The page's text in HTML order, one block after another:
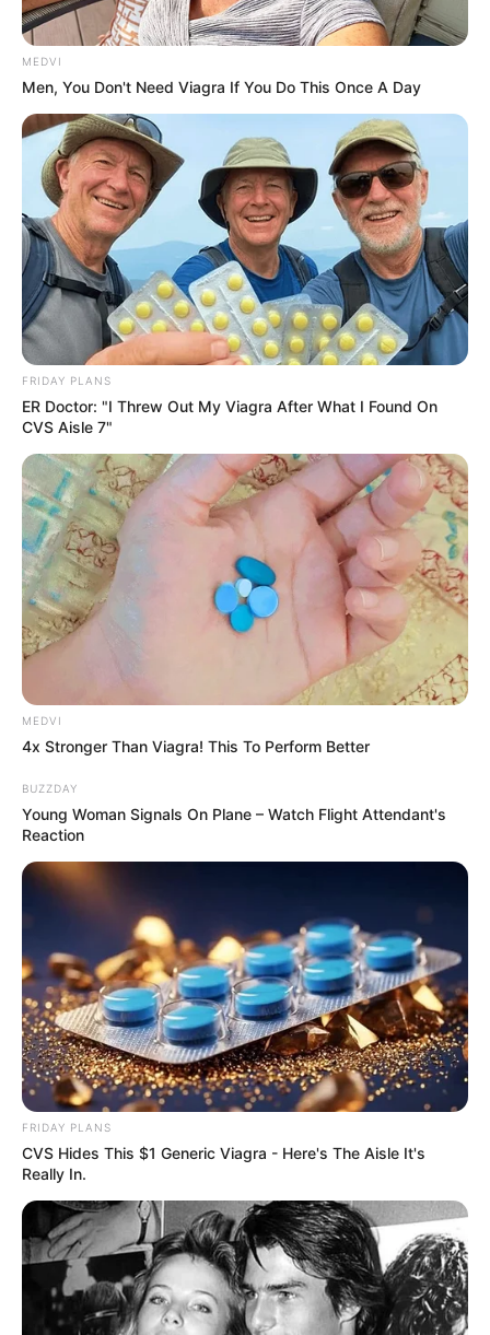
ความรัก ดวง12ราศี ดวงความรัก
ดูดวง
ดูดวงความรัก
นักเขียน
อิสฺวาสุ
เชื่อในสิ่งที่เฮ็ด เฮ็ดในสิ่งที่เชื่อ
เนื้อหาที่ได้รับการโปรโมต
And They Did Show This In Bohemian Rapsody!
BRAINBERRIES
Enter A World Of Weirdness: 8 Horror Movies Where
Nobody Dies
BRAINBERRIES
MEDVI
Men, You Don't Need Viagra If You Do This Once A Day
FRIDAY PLANS
ER Doctor: "I Threw Out My Viagra After What I Found On
CVS Aisle 7"
MEDVI
4x Stronger Than Viagra! This To Perform Better
BUZZDAY
Young Woman Signals On Plane – Watch Flight Attendant's
Reaction
FRIDAY PLANS
CVS Hides This $1 Generic Viagra - Here's The Aisle It's
Really In.